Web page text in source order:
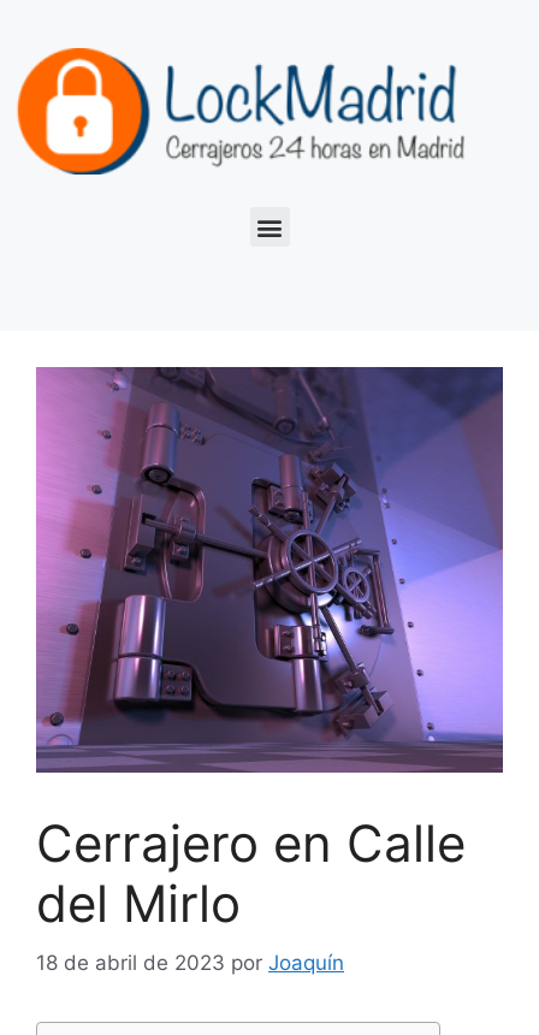
Cerrajero en Calle
del Mirlo
18 de abril de 2023 por Joaquín